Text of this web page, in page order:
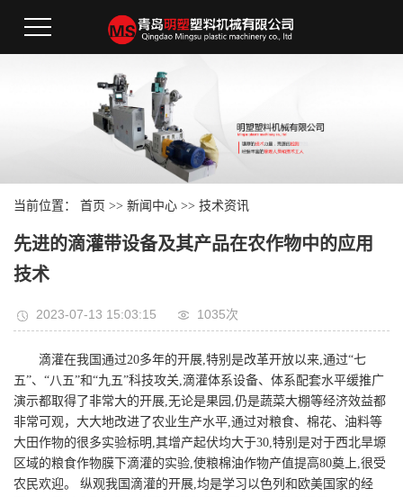
当前位置： 首页 >> 新闻中心 >> 技术资讯
先进的滴灌带设备及其产品在农作物中的应用
技术
2023-07-13 15:03:15 1035次
滴灌在我国通过20多年的开展,特别是改革开放以来,通过“七
五”、“八五”和“九五”科技攻关,滴灌体系设备、体系配套水平缓推广
演示都取得了非常大的开展,无论是果园,仍是蔬菜大棚等经济效益都
非常可观，大大地改进了农业生产水平,通过对粮食、棉花、油料等
大田作物的很多实验标明,其增产起伏均大于30,特别是对于西北旱塬
区域的粮食作物膜下滴灌的实验,使粮棉油作物产值提高80奠上,很受
农民欢迎。 纵观我国滴灌的开展,均是学习以色列和欧美国家的经